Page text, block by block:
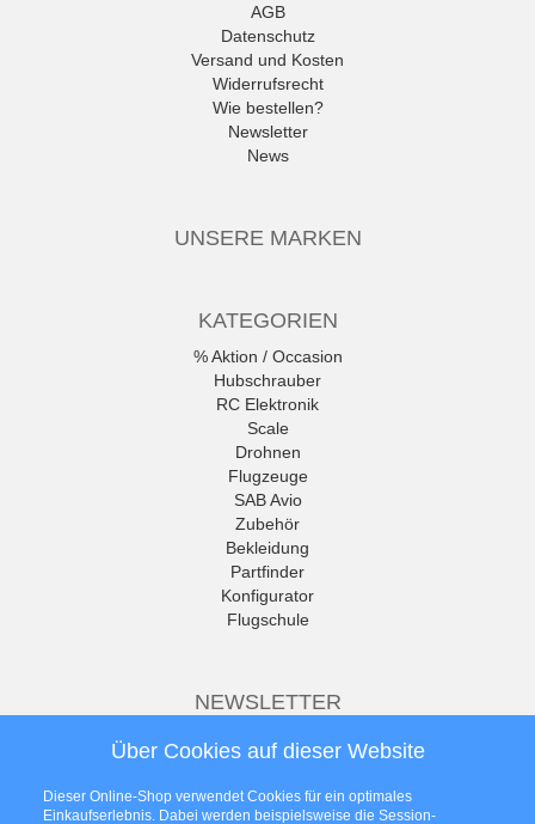
AGB
Datenschutz
Versand und Kosten
Widerrufsrecht
Wie bestellen?
Newsletter
News
UNSERE MARKEN
KATEGORIEN
% Aktion / Occasion
Hubschrauber
RC Elektronik
Scale
Drohnen
Flugzeuge
SAB Avio
Zubehör
Bekleidung
Partfinder
Konfigurator
Flugschule
NEWSLETTER
besten Angebote per E-Mail, damit
Newsletter
Über Cookies auf dieser Website
Dieser Online-Shop verwendet Cookies für ein optimales
Einkaufserlebnis. Dabei werden beispielsweise die Session-